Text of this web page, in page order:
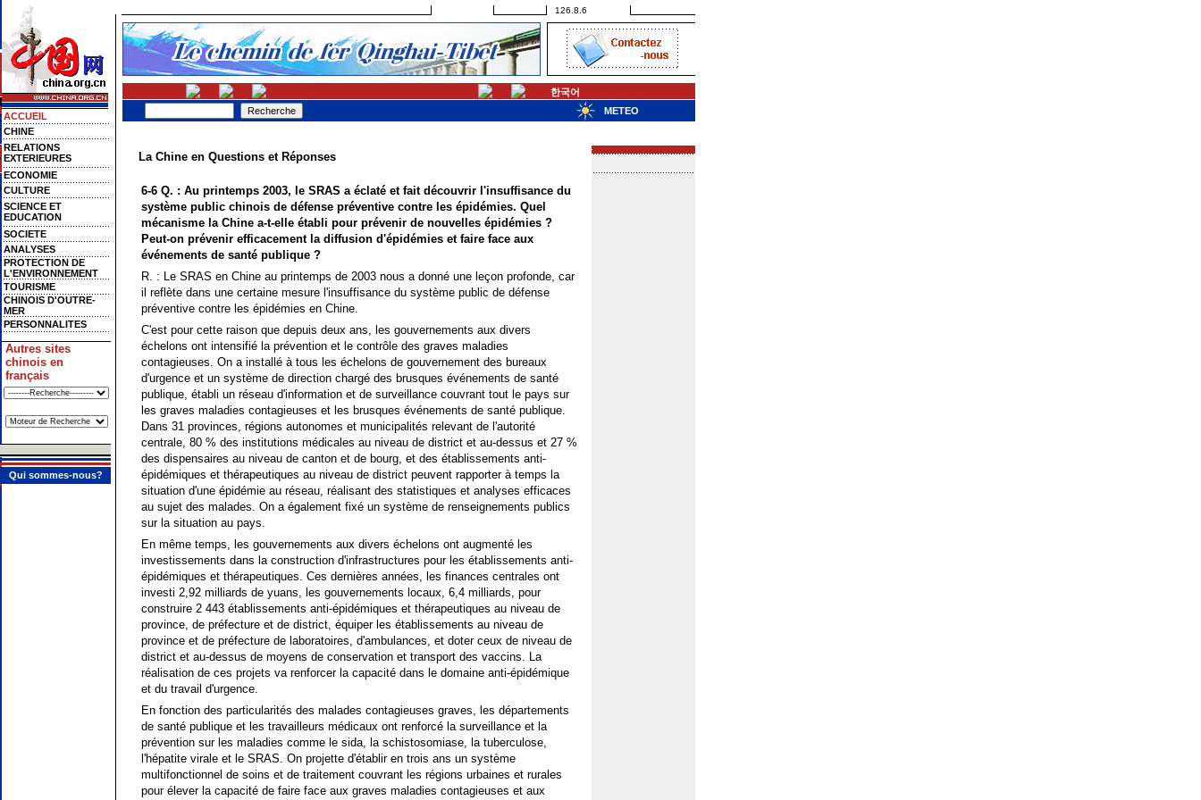
126.8.6
ACCUEIL
CHINE
RELATIONS
EXTERIEURES
ECONOMIE
CULTURE
SCIENCE ET
EDUCATION
SOCIETE
ANALYSES
PROTECTION DE
L'ENVIRONNEMENT
TOURISME
CHINOIS D'OUTRE-
MER
PERSONNALITES
Autres sites
chinois en
français
Qui sommes-nous?
한국어
METEO
La Chine en Questions et Réponses
6-6 Q. : Au printemps 2003, le SRAS a éclaté et fait découvrir l'insuffisance du
système public chinois de défense préventive contre les épidémies. Quel
mécanisme la Chine a-t-elle établi pour prévenir de nouvelles épidémies ?
Peut-on prévenir efficacement la diffusion d'épidémies et faire face aux
événements de santé publique ?
R. : Le SRAS en Chine au printemps de 2003 nous a donné une leçon profonde, car
il reflète dans une certaine mesure l'insuffisance du système public de défense
préventive contre les épidémies en Chine.
C'est pour cette raison que depuis deux ans, les gouvernements aux divers
échelons ont intensifié la prévention et le contrôle des graves maladies
contagieuses. On a installé à tous les échelons de gouvernement des bureaux
d'urgence et un système de direction chargé des brusques événements de santé
publique, établi un réseau d'information et de surveillance couvrant tout le pays sur
les graves maladies contagieuses et les brusques événements de santé publique.
Dans 31 provinces, régions autonomes et municipalités relevant de l'autorité
centrale, 80 % des institutions médicales au niveau de district et au-dessus et 27 %
des dispensaires au niveau de canton et de bourg, et des établissements anti-
épidémiques et thérapeutiques au niveau de district peuvent rapporter à temps la
situation d'une épidémie au réseau, réalisant des statistiques et analyses efficaces
au sujet des malades. On a également fixé un système de renseignements publics
sur la situation au pays.
En même temps, les gouvernements aux divers échelons ont augmenté les
investissements dans la construction d'infrastructures pour les établissements anti-
épidémiques et thérapeutiques. Ces dernières années, les finances centrales ont
investi 2,92 milliards de yuans, les gouvernements locaux, 6,4 milliards, pour
construire 2 443 établissements anti-épidémiques et thérapeutiques au niveau de
province, de préfecture et de district, équiper les établissements au niveau de
province et de préfecture de laboratoires, d'ambulances, et doter ceux de niveau de
district et au-dessus de moyens de conservation et transport des vaccins. La
réalisation de ces projets va renforcer la capacité dans le domaine anti-épidémique
et du travail d'urgence.
En fonction des particularités des malades contagieuses graves, les départements
de santé publique et les travailleurs médicaux ont renforcé la surveillance et la
prévention sur les maladies comme le sida, la schistosomiase, la tuberculose,
l'hépatite virale et le SRAS. On projette d'établir en trois ans un système
multifonctionnel de soins et de traitement couvrant les régions urbaines et rurales
pour élever la capacité de faire face aux graves maladies contagieuses et aux